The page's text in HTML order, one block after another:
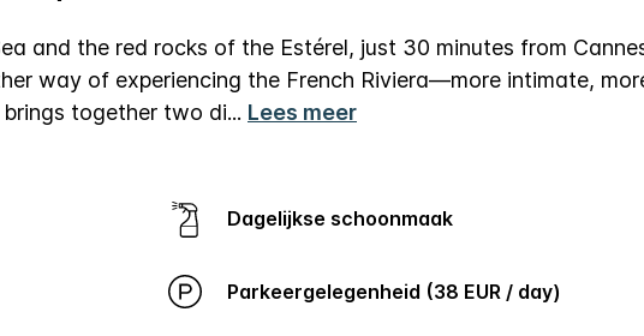
and the red rocks of the Estérel, just 30 minutes from
way of experiencing the French Riviera—more intimate,
together two di... Lees meer
Dagelijkse schoonmaak
Parkeergelegenheid (38 EUR / day)